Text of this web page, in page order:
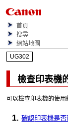
首頁
搜尋
網站地圖
UG302
檢查印表機
可以檢查印表機的使用
確認印表機是否